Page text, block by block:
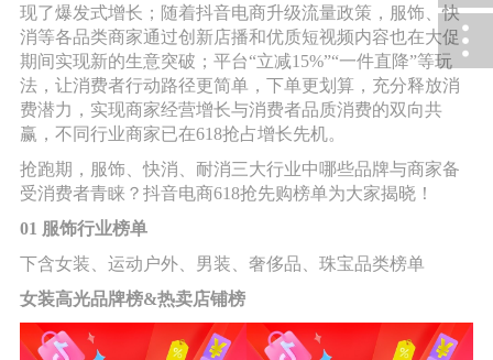
现了爆发式增长；随着抖音电商升级流量政策，服饰、快
消等各品类商家通过创新店播和优质短视频内容也在大促
期间实现新的生意突破；平台“立减15%”“一件直降”等玩
法，让消费者行动路径更简单，下单更划算，充分释放消
费潜力，实现商家经营增长与消费者品质消费的双向共
赢，不同行业商家已在618抢占增长先机。
抢跑期，服饰、快消、耐消三大行业中哪些品牌与商家备
受消费者青睐？抖音电商618抢先购榜单为大家揭晓！
01 服饰行业榜单
下含女装、运动户外、男装、奢侈品、珠宝品类榜单
女装高光品牌榜&热卖店铺榜